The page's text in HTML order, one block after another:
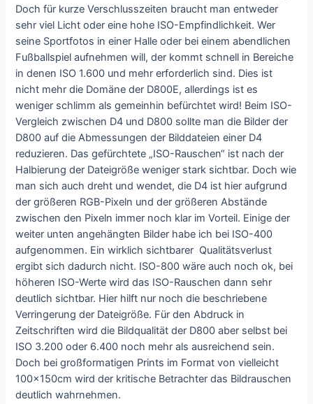
Doch für kurze Verschlusszeiten braucht man entweder
sehr viel Licht oder eine hohe ISO-Empfindlichkeit. Wer
seine Sportfotos in einer Halle oder bei einem abendlichen
Fußballspiel aufnehmen will, der kommt schnell in Bereiche
in denen ISO 1.600 und mehr erforderlich sind. Dies ist
nicht mehr die Domäne der D800E, allerdings ist es
weniger schlimm als gemeinhin befürchtet wird! Beim ISO-
Vergleich zwischen D4 und D800 sollte man die Bilder der
D800 auf die Abmessungen der Bilddateien einer D4
reduzieren. Das gefürchtete „ISO-Rauschen“ ist nach der
Halbierung der Dateigröße weniger stark sichtbar. Doch wie
man sich auch dreht und wendet, die D4 ist hier aufgrund
der größeren RGB-Pixeln und der größeren Abstände
zwischen den Pixeln immer noch klar im Vorteil. Einige der
weiter unten angehängten Bilder habe ich bei ISO-400
aufgenommen. Ein wirklich sichtbarer Qualitätsverlust
ergibt sich dadurch nicht. ISO-800 wäre auch noch ok, bei
höheren ISO-Werte wird das ISO-Rauschen dann sehr
deutlich sichtbar. Hier hilft nur noch die beschriebene
Verringerung der Dateigröße. Für den Abdruck in
Zeitschriften wird die Bildqualität der D800 aber selbst bei
ISO 3.200 oder 6.400 noch mehr als ausreichend sein.
Doch bei großformatigen Prints im Format von vielleicht
100x150cm wird der kritische Betrachter das Bildrauschen
deutlich wahrnehmen.